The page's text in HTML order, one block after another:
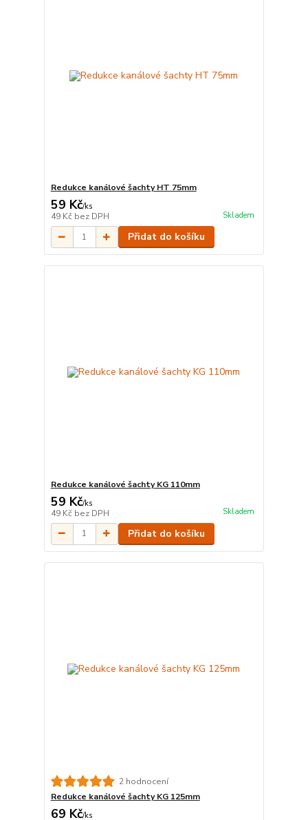
Redukce kanálové šachty HT 75mm
59 Kč/ks
49 Kč bez DPH Skladem
Přidat do košíku
Redukce kanálové šachty KG 110mm
59 Kč/ks
49 Kč bez DPH Skladem
Přidat do košíku
2 hodnocení
Redukce kanálové šachty KG 125mm
69 Kč/ks